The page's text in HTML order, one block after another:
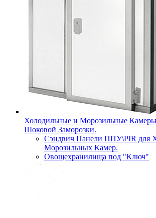
Холодильные и Морозильные
Шоковой Заморозки.
Сэндвич Панели ППУ\PIR для
Морозильных Камер.
Овощехранилища под "Ключ"